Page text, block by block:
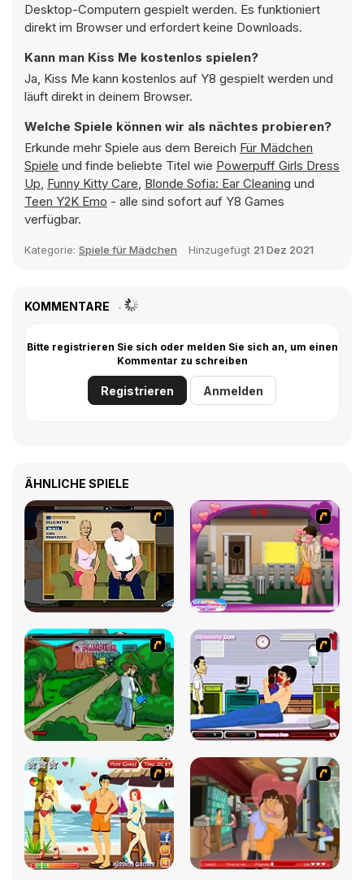
Desktop-Computern gespielt werden. Es funktioniert
direkt im Browser und erfordert keine Downloads.
Kann man Kiss Me kostenlos spielen?
Ja, Kiss Me kann kostenlos auf Y8 gespielt werden und
läuft direkt in deinem Browser.
Welche Spiele können wir als nächtes probieren?
Erkunde mehr Spiele aus dem Bereich Für Mädchen
Spiele und finde beliebte Titel wie Powerpuff Girls Dress
Up, Funny Kitty Care, Blonde Sofia: Ear Cleaning und
Teen Y2K Emo - alle sind sofort auf Y8 Games
verfügbar.
Kategorie: Spiele für Mädchen Hinzugefügt 21 Dez 2021
KOMMENTARE
Bitte registrieren Sie sich oder melden Sie sich an, um einen
Kommentar zu schreiben
Registrieren Anmelden
ÄHNLICHE SPIELE